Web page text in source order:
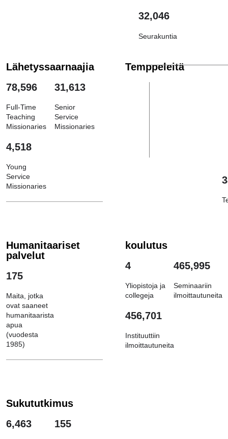
32,046
Seurakuntia
Lähetyssaarnaajia
78,596
Full-Time
Teaching
Missionaries
31,613
Senior
Service
Missionaries
4,518
Young
Service
Missionaries
Temppeleitä
Humanitaariset
palvelut
175
Maita, jotka
ovat saaneet
humanitaarista
apua
(vuodesta
1985)
koulutus
4
Yliopistoja ja
collegeja
465,995
Seminaariin
ilmoittautuneita
456,701
Instituuttiin
ilmoittautuneita
Sukututkimus
6,463
155